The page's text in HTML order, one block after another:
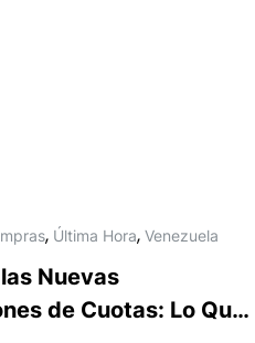
, Última Hora, Venezuela
Nuevas
de Cuotas: Lo Que